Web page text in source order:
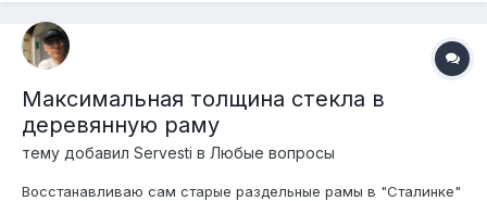
на подобной деятельности.
Максимальная толщина стекла в
деревянную раму
тему добавил Servesti в Любые вопросы
Восстанавливаю сам старые раздельные рамы в "Сталинке"